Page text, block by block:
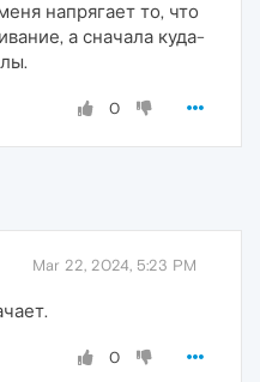
напрягает то, что
а сначала куда-
0
Mar 22, 2024, 5:23 PM
0